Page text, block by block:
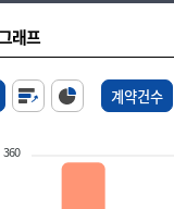
래프
계약건수
360